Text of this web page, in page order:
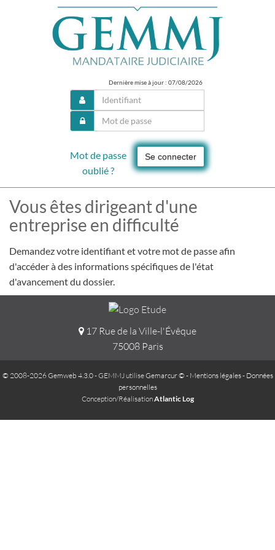
Dernière mise à jour : 07/08/2026
Se connecter
Mot de passe
oublié ?
Vous êtes dirigeant d'une
entreprise en difficulté
Demandez votre identifiant et votre mot de passe afin
d'accéder à des informations spécifiques de l'état
d'avancement du dossier.
17 Rue de la Ville-l'Évêque
75008 Paris
© 2008-2026 Gemweb 4.3.0- GEMMJ utiliseGemarcur © - Mentions légales- Données
personnelles
Conception/RéalisationAtlantic Log